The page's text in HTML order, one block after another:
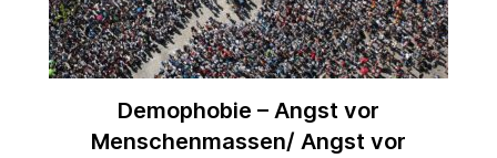
Demophobie – Angst vor
Menschenmassen/ Angst vor